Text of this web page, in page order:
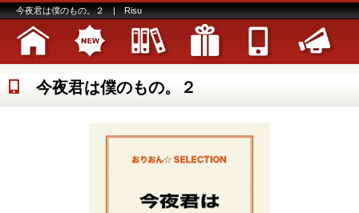
今夜君は僕のもの。２ | Risu
今夜君は僕のもの。２